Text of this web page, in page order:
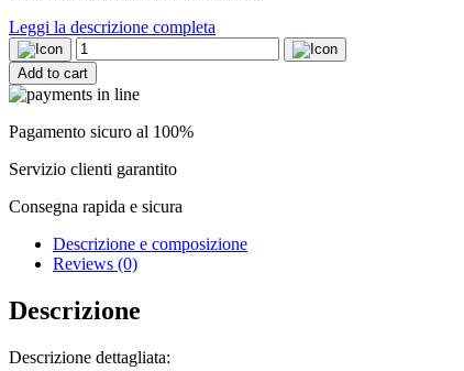
Leggi la descrizione completa
Pinze
per
polipi
nasali
quantity
Add to cart
Pagamento sicuro al 100%
Servizio clienti garantito
Consegna rapida e sicura
Descrizione e composizione
Reviews (0)
Descrizione
Descrizione dettagliata: